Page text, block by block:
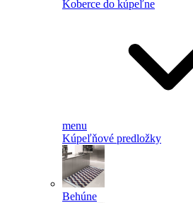
Koberce do kúpeľne
menu
Kúpeľňové predložky
Behúne